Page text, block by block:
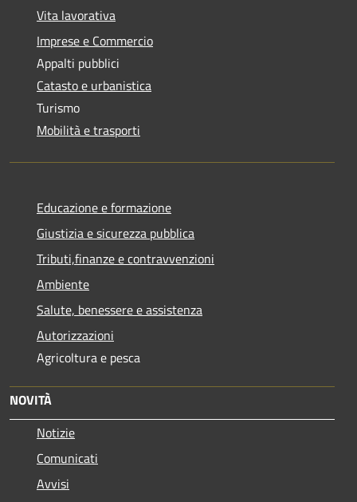
Vita lavorativa
Imprese e Commercio
Appalti pubblici
Catasto e urbanistica
Turismo
Mobilità e trasporti
Educazione e formazione
Giustizia e sicurezza pubblica
Tributi,finanze e contravvenzioni
Ambiente
Salute, benessere e assistenza
Autorizzazioni
Agricoltura e pesca
NOVITÀ
Notizie
Comunicati
Avvisi